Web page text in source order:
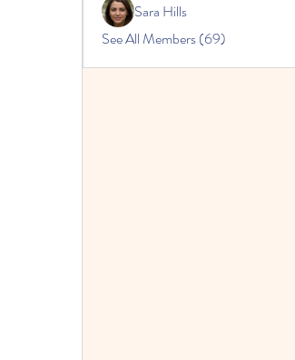
Sara Hills
See All Members (69)